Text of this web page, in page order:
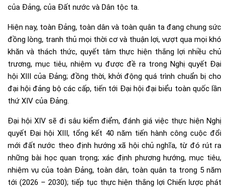
của Đảng, của Đất nước và Dân tộc ta.
Hiện nay, toàn Đảng, toàn dân và toàn quân ta đang chung sức
đồng lòng, tranh thủ mọi thời cơ và thuận lợi, vượt qua mọi khó
khăn và thách thức, quyết tâm thực hiện thắng lợi nhiều chủ
trương, mục tiêu, nhiệm vụ được đề ra trong Nghị quyết Đại
hội XIII của Đảng; đồng thời, khởi động quá trình chuẩn bị cho
đại hội đảng bộ các cấp, tiến tới Đại hội đại biểu toàn quốc lần
thứ XIV của Đảng.
Đại hội XIV sẽ đi sâu kiểm điểm, đánh giá việc thực hiện Nghị
quyết Đại hội XIII, tổng kết 40 năm tiến hành công cuộc đổi
mới đất nước theo định hướng xã hội chủ nghĩa, từ đó rút ra
những bài học quan trọng; xác định phương hướng, mục tiêu,
nhiệm vụ của toàn Đảng, toàn dân, toàn quân ta trong 5 năm
tới (2026 – 2030); tiếp tục thực hiện thắng lợi Chiến lược phát